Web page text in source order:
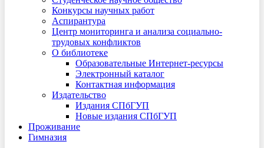
Конкурсы научных работ
Аспирантура
Центр мониторинга и анализа социально-
трудовых конфликтов
О библиотеке
Образовательные Интернет-ресурсы
Электронный каталог
Контактная информация
Издательство
Издания СПбГУП
Новые издания СПбГУП
Проживание
Гимназия